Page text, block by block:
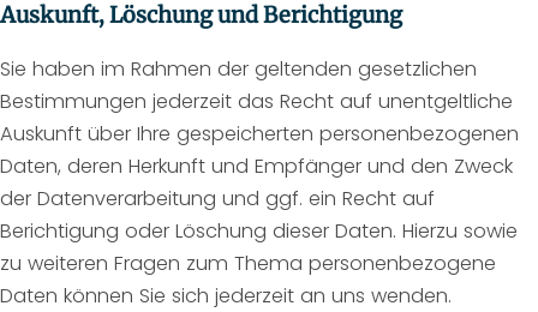
Auskunft, Löschung und Berichtigung
Sie haben im Rahmen der geltenden gesetzlichen
Bestimmungen jederzeit das Recht auf unentgeltliche
Auskunft über Ihre gespeicherten personenbezogenen
Daten, deren Herkunft und Empfänger und den Zweck
der Datenverarbeitung und ggf. ein Recht auf
Berichtigung oder Löschung dieser Daten. Hierzu sowie
zu weiteren Fragen zum Thema personenbezogene
Daten können Sie sich jederzeit an uns wenden.